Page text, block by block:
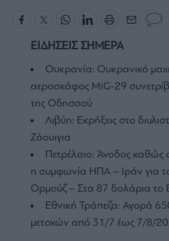
ΕΙΔΗΣΕΙΣ ΣΗΜΕΡΑ
Ουκρανία: Ουκρανικό
αεροσκάφος MiG-29
της Οδησσού
Λιβύη: Εκρήξεις στο
Ζάουιγια
Πετρέλαιο: Άνοδος καθώς
η συμφωνία ΗΠΑ – Ιράν για
Ορμούζ – Στα 87 δολάρια το
Εθνική Τράπεζα: Αγορά
μετοχών από 31/7 έως 7/8/